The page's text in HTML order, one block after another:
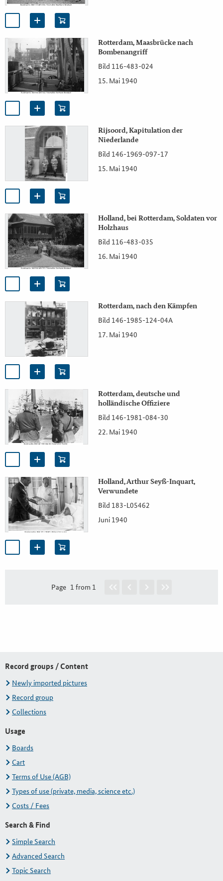
Rotterdam, Maasbrücke nach
Bombenangriff
Bild 116-483-024
15. Mai 1940
Rijsoord, Kapitulation der
Niederlande
Bild 146-1969-097-17
15. Mai 1940
Holland, bei Rotterdam, Soldaten vor
Holzhaus
Bild 116-483-035
16. Mai 1940
Rotterdam, nach den Kämpfen
Bild 146-1985-124-04A
17. Mai 1940
Rotterdam, deutsche und
holländische Offiziere
Bild 146-1981-084-30
22. Mai 1940
Holland, Arthur Seyß-Inquart,
Verwundete
Bild 183-L05462
Juni 1940
Page 1 from 1
Record groups / Content
Newly imported pictures
Record group
Collections
Usage
Boards
Cart
Terms of Use (AGB)
Types of use (private, media, science etc.)
Costs / Fees
Search & Find
Simple Search
Advanced Search
Topic Search